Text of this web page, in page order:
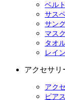
ベルト
サス
サン
マスク
タオ
レイ
アクセサリ
アク
ピアス